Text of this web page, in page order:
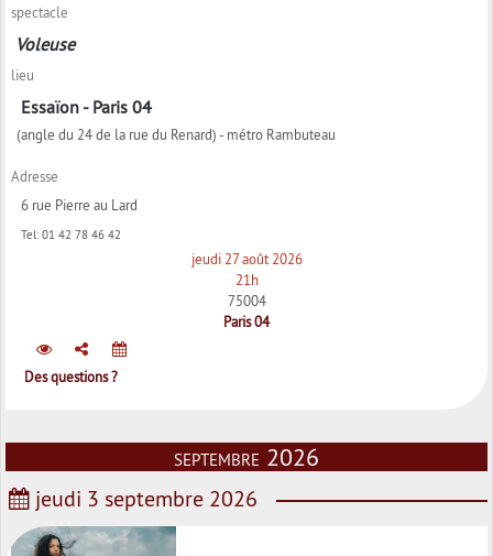
spectacle
Voleuse
lieu
Essaïon - Paris 04
(angle du 24 de la rue du Renard) - métro Rambuteau
Adresse
6 rue Pierre au Lard
Tel: 01 42 78 46 42
jeudi 27 août 2026
21h
75004
Paris 04
Des questions ?
septembre 2026
jeudi 3 septembre 2026